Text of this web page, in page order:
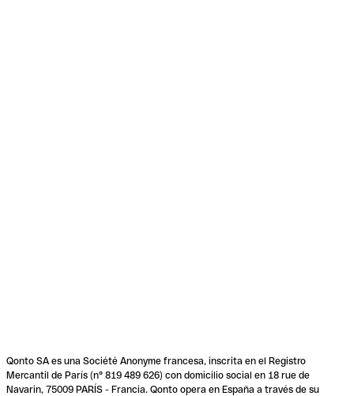
Qonto SA es una Société Anonyme francesa, inscrita en el Registro
Mercantil de París (n° 819 489 626) con domicilio social en 18 rue de
Navarin, 75009 PARÍS - Francia. Qonto opera en España a través de su